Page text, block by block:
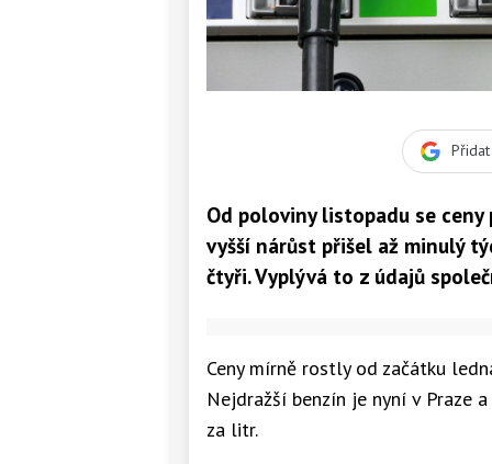
Od poloviny listopadu se
vyšší nárůst přišel až minulý
čtyři. Vyplývá to z údajů
Ceny mírně rostly od začátku
Nejdražší benzín je nyní v Praze
za litr.